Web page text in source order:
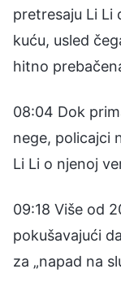
pretresaju Li Li
kuću, usled
hitno
08:04 Dok
nege, policajci
Li Li o njenoj
09:18 Više od
pokušavajući
za „napad na